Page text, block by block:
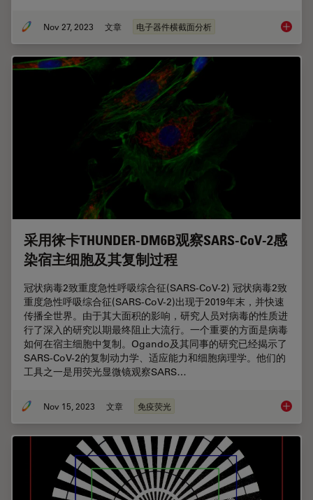
Nov 27, 2023 文章 电子器件横截面分析 电子产
采用徕卡THUNDER-DM6B观察SARS-CoV-2感
染宿主细胞及其复制过程
冠状病毒2致重度急性呼吸综合征(SARS-CoV-2) 冠状病毒2致
重度急性呼吸综合征(SARS-CoV-2)出现于2019年末，并快速
传播全世界。由于其大面积的影响，研究人员对病毒的性质进
行了深入的研究以期最终阻止大流行。一个重要的方面是病毒
如何在宿主细胞中复制。Ogando及其同事的研究已经揭示了
SARS-CoV-2的复制动力学、适应能力和细胞病理学。他们的
工具之一是用荧光显微镜观察SARS…
Nov 15, 2023 文章 免疫荧光 采用徕